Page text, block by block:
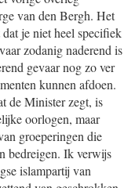
van den Bergh. Het
je niet heel specifiek
zodanig naderend is
gevaar nog zo ver
kunnen afdoen.
de Minister zegt, is
oorlogen, maar
groeperingen die
bedreigen. Ik verwijs
islampartij van